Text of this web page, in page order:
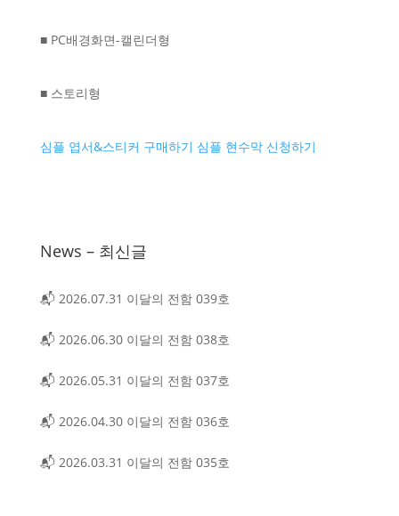
■ PC배경화면-캘린더형
■ 스토리형
심플 엽서&스티커 구매하기 심플 현수막 신청하기
News – 최신글
📬 2026.07.31 이달의 전함 039호
📬 2026.06.30 이달의 전함 038호
📬 2026.05.31 이달의 전함 037호
📬 2026.04.30 이달의 전함 036호
📬 2026.03.31 이달의 전함 035호